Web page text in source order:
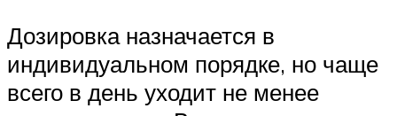
Дозировка назначается в
индивидуальном порядке, но чаще
всего в день уходит не менее